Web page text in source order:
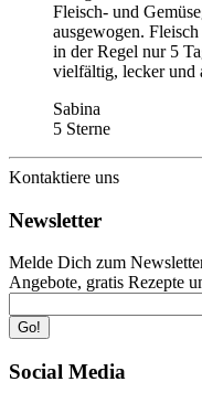
Fleisch- und
ausgewogen.
in der Regel nur 5
vielfältig, lecker und
Sabina
5 Sterne
Kontaktiere uns
Newsletter
Melde Dich zum
Angebote, gratis Rezepte
Go!
Social Media